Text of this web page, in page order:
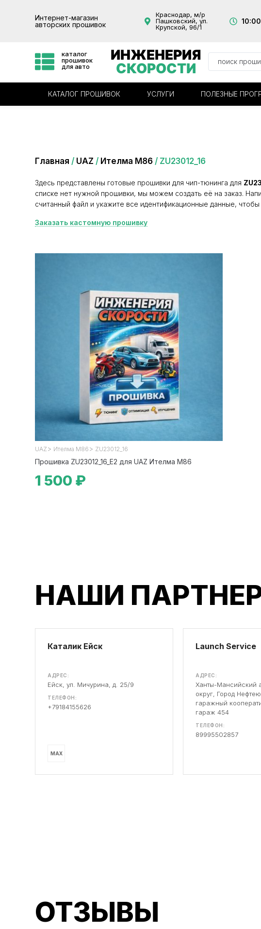
Интернет-магазин
авторских прошивок
Краснодар, м/р
Пашковский, ул.
Крупской, 96/1
каталог
прошивок
для авто
ИНЖЕНЕРИЯ
СКОРОСТИ
КАТАЛОГ ПРОШИВОК УСЛУГИ ПОЛЕЗНЫЕ
Главная / UAZ / Ителма М86 / ZU23012_16
Здесь представлены готовые прошивки для чип-тюнинга для
списке нет нужной прошивки, мы можем создать её на заказ.
считанный файл и укажите все идентификационные данные,
Заказать кастомную прошивку
UAZ > Ителма М86 > ZU23012_16
Прошивка ZU23012_16_E2 для UAZ Ителма М86
1 500 ₽
НАШИ
Каталик Ейск
АДРЕС:
Ейск, ул. Мичурина, д. 25/9
ТЕЛЕФОН:
+79184155626
MAX
Launch Service
АДРЕС:
Ханты-Мансийский
округ, Город
гаражный
гараж 454
ТЕЛЕФОН:
89995502857
ОТЗЫВЫ